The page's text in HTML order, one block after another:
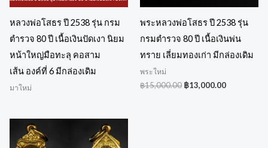
หลวงพ่อโสธร ปี 2538 รุ่น กรม
ตำรวจ 80 ปี เนื้อเงินปัดเงา นิยม
หน้าใหญ่มือทะลุ คอสาม
เส้น องค์ที่ 6 มีกล่องเดิม
มาใหม่
พระหลวงพ่อโสธร ปี 2538 รุ่น
กรมตำรวจ 80 ปี เนื้อเงินพ่น
ทราย เลี่ยมทองเก่า มีกล่องเดิม
พระใหม่
฿15,000.00 ฿13,000.00